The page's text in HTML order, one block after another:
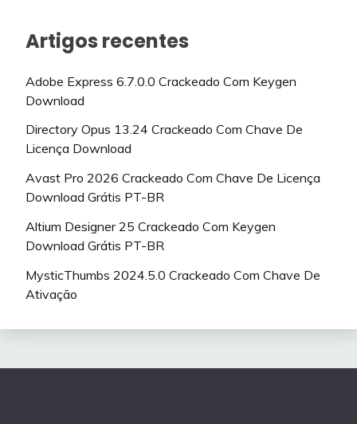
Artigos recentes
Adobe Express 6.7.0.0 Crackeado Com Keygen
Download
Directory Opus 13.24 Crackeado Com Chave De
Licença Download
Avast Pro 2026 Crackeado Com Chave De Licença
Download Grátis PT-BR
Altium Designer 25 Crackeado Com Keygen
Download Grátis PT-BR
MysticThumbs 2024.5.0 Crackeado Com Chave De
Ativação